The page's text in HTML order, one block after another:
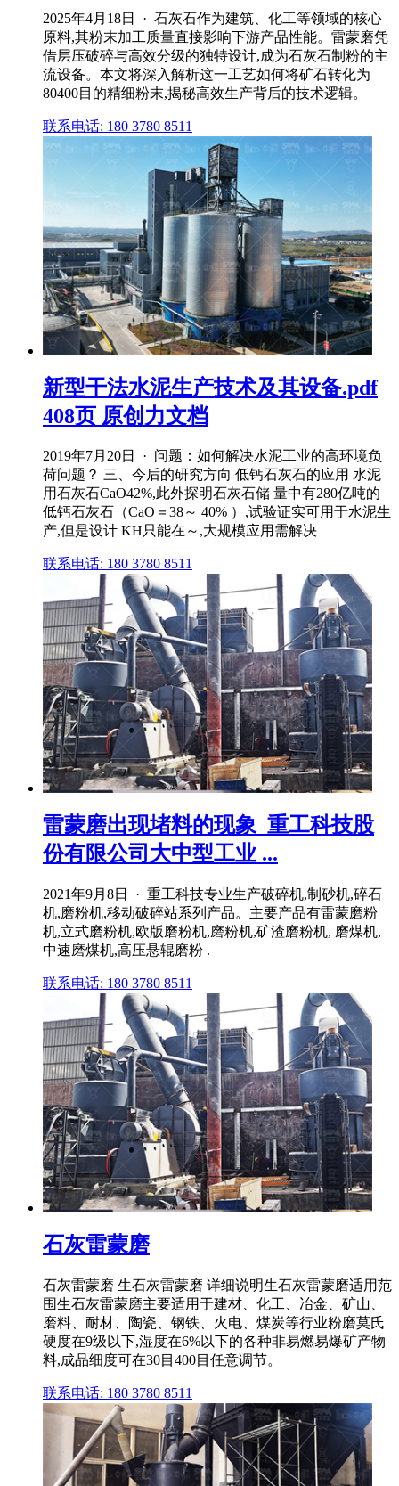
2025年4月18日 · 石灰石作为建筑、化工等领域的核心
原料,其粉末加工质量直接影响下游产品性能。雷蒙磨凭
借层压破碎与高效分级的独特设计,成为石灰石制粉的主
流设备。本文将深入解析这一工艺如何将矿石转化为
80400目的精细粉末,揭秘高效生产背后的技术逻辑。
联系电话: 180 3780 8511
新型干法水泥生产技术及其设备.pdf
408页 原创力文档
2019年7月20日 · 问题：如何解决水泥工业的高环境负
荷问题？ 三、今后的研究方向 低钙石灰石的应用 水泥
用石灰石CaO42%,此外探明石灰石储 量中有280亿吨的
低钙石灰石（CaO＝38～ 40% ）,试验证实可用于水泥生
产,但是设计 KH只能在～,大规模应用需解决
联系电话: 180 3780 8511
雷蒙磨出现堵料的现象_重工科技股
份有限公司大中型工业 ...
2021年9月8日 · 重工科技专业生产破碎机,制砂机,碎石
机,磨粉机,移动破碎站系列产品。主要产品有雷蒙磨粉
机,立式磨粉机,欧版磨粉机,磨粉机,矿渣磨粉机, 磨煤机,
中速磨煤机,高压悬辊磨粉 .
联系电话: 180 3780 8511
石灰雷蒙磨
石灰雷蒙磨 生石灰雷蒙磨 详细说明生石灰雷蒙磨适用范
围生石灰雷蒙磨主要适用于建材、化工、冶金、矿山、
磨料、耐材、陶瓷、钢铁、火电、煤炭等行业粉磨莫氏
硬度在9级以下,湿度在6%以下的各种非易燃易爆矿产物
料,成品细度可在30目400目任意调节。
联系电话: 180 3780 8511